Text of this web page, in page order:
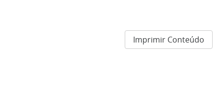
Imprimir Conteúdo